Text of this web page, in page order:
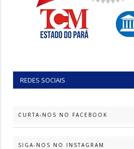
REDES SOCIAIS
CURTA-NOS NO FACEBOOK
SIGA-NOS NO INSTAGRAM